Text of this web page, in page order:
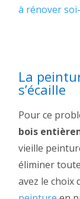
à rénover
La
s’écaille
Pour ce
bois
vieille
éliminer
avez le choix